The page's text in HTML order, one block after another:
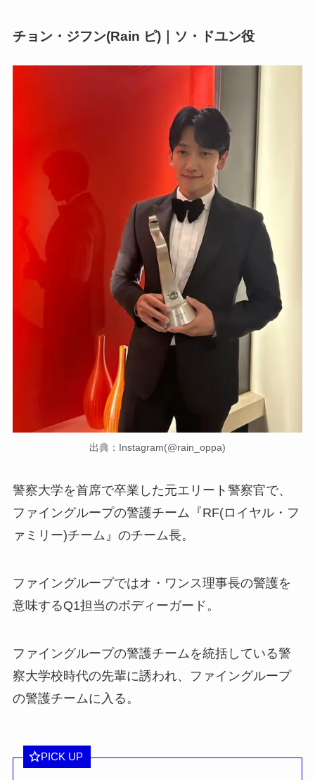
チョン・ジフン(Rain ピ)｜ソ・ドユン役
出典：Instagram(@rain_oppa)
警察大学を首席で卒業した元エリート警察官で、
ファイングループの警護チーム『RF(ロイヤル・フ
ァミリー)チーム』のチーム長。
ファイングループではオ・ワンス理事長の警護を
意味するQ1担当のボディーガード。
ファイングループの警護チームを統括している警
察大学校時代の先輩に誘われ、ファイングループ
の警護チームに入る。
PICK UP